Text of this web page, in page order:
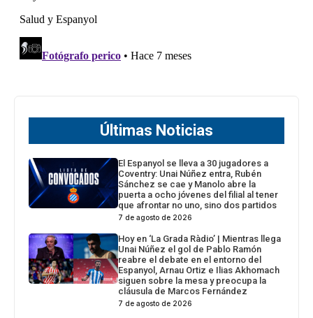
Últimas Noticias
El Espanyol se lleva a 30 jugadores a
Coventry: Unai Núñez entra, Rubén
Sánchez se cae y Manolo abre la
puerta a ocho jóvenes del filial al tener
que afrontar no uno, sino dos partidos
7 de agosto de 2026
Hoy en ‘La Grada Ràdio’ | Mientras llega
Unai Núñez el gol de Pablo Ramón
reabre el debate en el entorno del
Espanyol, Arnau Ortiz e Ilias Akhomach
siguen sobre la mesa y preocupa la
cláusula de Marcos Fernández
7 de agosto de 2026